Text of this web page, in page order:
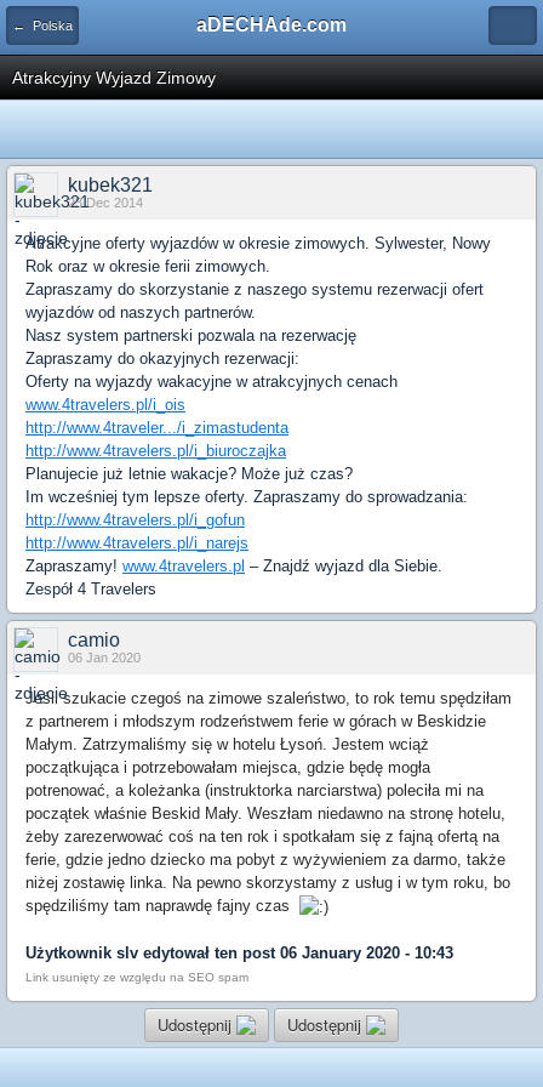
← Polska aDECHAde.com
Atrakcyjny Wyjazd Zimowy
kubek321
23 Dec 2014
Atrakcyjne oferty wyjazdów w okresie zimowych. Sylwester, Nowy
Rok oraz w okresie ferii zimowych.
Zapraszamy do skorzystanie z naszego systemu rezerwacji ofert
wyjazdów od naszych partnerów.
Nasz system partnerski pozwala na rezerwację
Zapraszamy do okazyjnych rezerwacji:
Oferty na wyjazdy wakacyjne w atrakcyjnych cenach
www.4travelers.pl/i_ois
http://www.4traveler.../i_zimastudenta
http://www.4travelers.pl/i_biuroczajka
Planujecie już letnie wakacje? Może już czas?
Im wcześniej tym lepsze oferty. Zapraszamy do sprowadzania:
http://www.4travelers.pl/i_gofun
http://www.4travelers.pl/i_narejs
Zapraszamy! www.4travelers.pl – Znajdź wyjazd dla Siebie.
Zespół 4 Travelers
camio
06 Jan 2020
Jeśli szukacie czegoś na zimowe szaleństwo, to rok temu spędziłam
z partnerem i młodszym rodzeństwem ferie w górach w Beskidzie
Małym. Zatrzymaliśmy się w hotelu Łysoń. Jestem wciąż
początkująca i potrzebowałam miejsca, gdzie będę mogła
potrenować, a koleżanka (instruktorka narciarstwa) poleciła mi na
początek właśnie Beskid Mały. Weszłam niedawno na stronę hotelu,
żeby zarezerwować coś na ten rok i spotkałam się z fajną ofertą na
ferie, gdzie jedno dziecko ma pobyt z wyżywieniem za darmo, także
niżej zostawię linka. Na pewno skorzystamy z usług i w tym roku, bo
spędziliśmy tam naprawdę fajny czas
Użytkownik slv edytował ten post 06 January 2020 - 10:43
Link usunięty ze względu na SEO spam
Udostępnij Udostępnij